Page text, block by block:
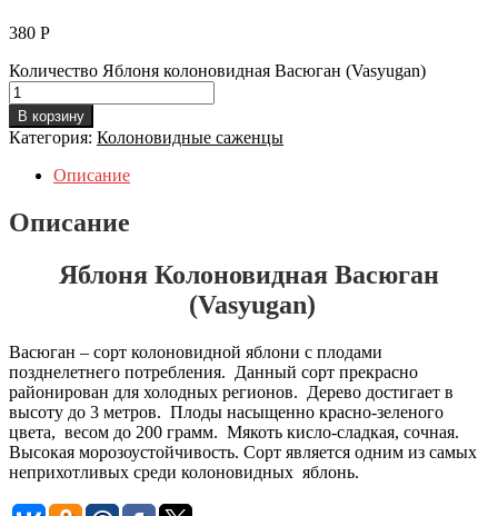
380 Р
Количество Яблоня колоновидная Васюган (Vasyugan)
В корзину
Категория: Колоновидные саженцы
Описание
Описание
Яблоня Колоновидная Васюган
(Vasyugan)
Васюган – сорт колоновидной яблони с плодами
позднелетнего потребления. Данный сорт прекрасно
районирован для холодных регионов. Дерево достигает в
высоту до 3 метров. Плоды насыщенно красно-зеленого
цвета, весом до 200 грамм. Мякоть кисло-сладкая, сочная.
Высокая морозоустойчивость. Сорт является одним из самых
неприхотливых среди колоновидных яблонь.